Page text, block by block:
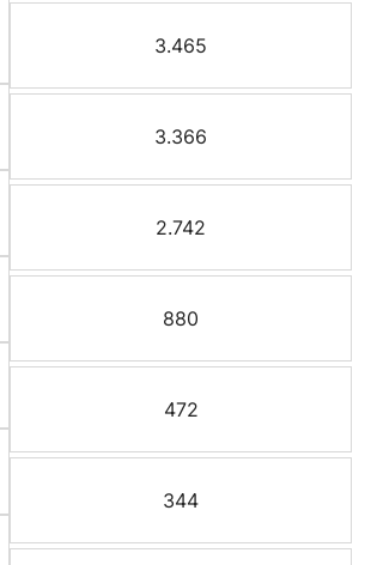
3.465
3.366
2.742
880
472
344